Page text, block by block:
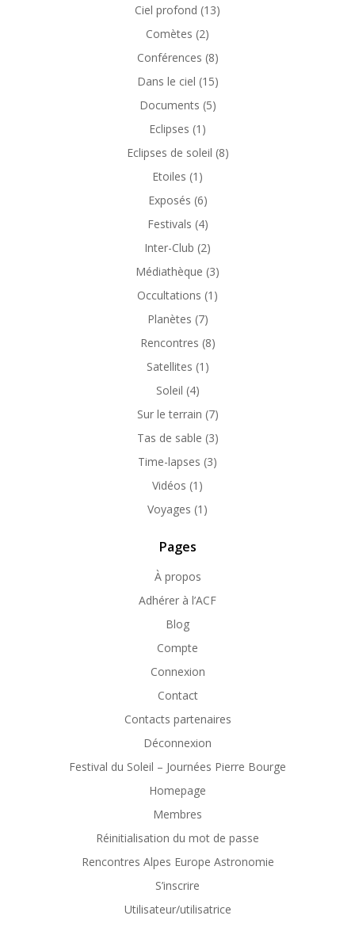
Ciel profond (13)
Comètes (2)
Conférences (8)
Dans le ciel (15)
Documents (5)
Eclipses (1)
Eclipses de soleil (8)
Etoiles (1)
Exposés (6)
Festivals (4)
Inter-Club (2)
Médiathèque (3)
Occultations (1)
Planètes (7)
Rencontres (8)
Satellites (1)
Soleil (4)
Sur le terrain (7)
Tas de sable (3)
Time-lapses (3)
Vidéos (1)
Voyages (1)
Pages
À propos
Adhérer à l’ACF
Blog
Compte
Connexion
Contact
Contacts partenaires
Déconnexion
Festival du Soleil – Journées Pierre Bourge
Homepage
Membres
Réinitialisation du mot de passe
Rencontres Alpes Europe Astronomie
S’inscrire
Utilisateur/utilisatrice